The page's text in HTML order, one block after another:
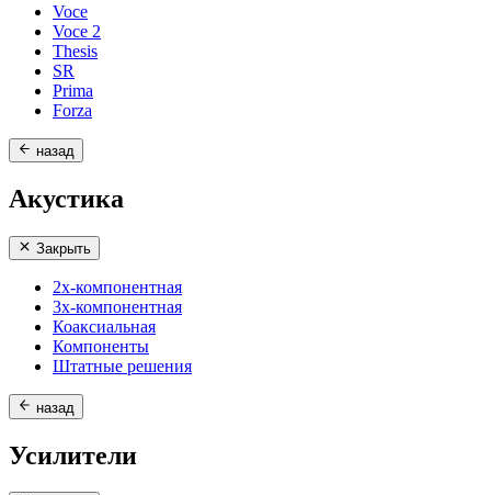
Voce
Voce 2
Thesis
SR
Prima
Forza
назад
Акустика
Закрыть
2х-компонентная
3х-компонентная
Коаксиальная
Компоненты
Штатные решения
назад
Усилители